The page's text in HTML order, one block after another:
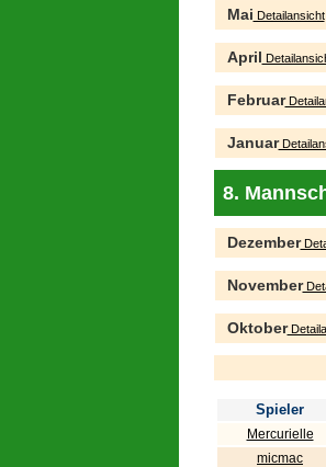
Mai Detailansicht
April
Februar
Januar
8.
Dezember
November
Oktober
Spieler
Mercurielle
micmac